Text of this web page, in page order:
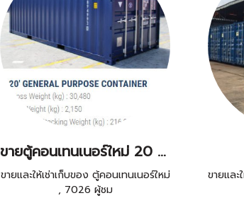
ขายตู้คอนเทนเนอร์ใหม่ 20 ฟุต
ขายและให้เช่าเก็บของ ตู้คอนเทนเนอร์ใหม่
, 7026 ผู้ชม
ขายและ